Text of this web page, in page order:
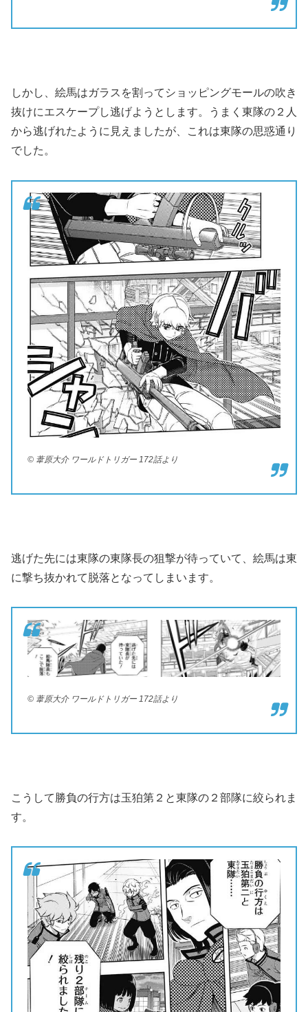
しかし、絵馬はガラスを割ってショッピングモールの吹き
抜けにエスケープし逃げようとします。うまく東隊の２人
から逃げれたように見えましたが、これは東隊の思惑通り
でした。
© 葦原大介 ワールドトリガー 172話より
逃げた先には東隊の東隊長の狙撃が待っていて、絵馬は東
に撃ち抜かれて脱落となってしまいます。
© 葦原大介 ワールドトリガー 172話より
こうして勝負の行方は玉狛第２と東隊の２部隊に絞られま
す。